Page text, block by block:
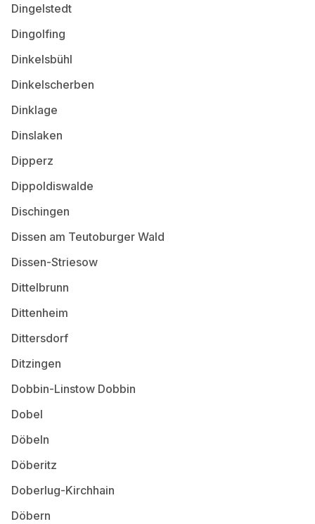
Dingelstedt
Dingolfing
Dinkelsbühl
Dinkelscherben
Dinklage
Dinslaken
Dipperz
Dippoldiswalde
Dischingen
Dissen am Teutoburger Wald
Dissen-Striesow
Dittelbrunn
Dittenheim
Dittersdorf
Ditzingen
Dobbin-Linstow Dobbin
Dobel
Döbeln
Döberitz
Doberlug-Kirchhain
Döbern